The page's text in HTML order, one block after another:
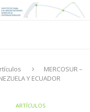
MERCOSUR –
Y ECUADOR
ARTÍCULOS